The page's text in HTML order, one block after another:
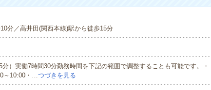
分／高井田(関西本線)駅から徒歩15分
分）実働7時間30分勤務時間を下記の範囲で調整することも可能です。・
～10:00・…つづきを見る